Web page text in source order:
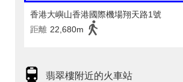
香港大嶼山香港國際機場翔天路1號
距離 22,680m
翡翠樓附近的火車站